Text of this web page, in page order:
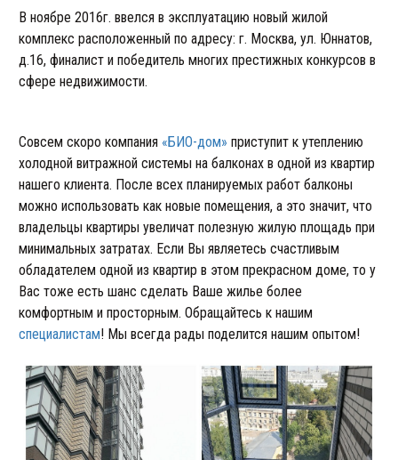
В ноябре 2016г. ввелся в эксплуатацию новый жилой
комплекс расположенный по адресу: г. Москва, ул. Юннатов,
д.16, финалист и победитель многих престижных конкурсов в
сфере недвижимости.
Совсем скоро компания «БИО-дом» приступит к утеплению
холодной витражной системы на балконах в одной из квартир
нашего клиента. После всех планируемых работ балконы
можно использовать как новые помещения, а это значит, что
владельцы квартиры увеличат полезную жилую площадь при
минимальных затратах. Если Вы являетесь счастливым
обладателем одной из квартир в этом прекрасном доме, то у
Вас тоже есть шанс сделать Ваше жилье более
комфортным и просторным. Обращайтесь к нашим
специалистам! Мы всегда рады поделится нашим опытом!